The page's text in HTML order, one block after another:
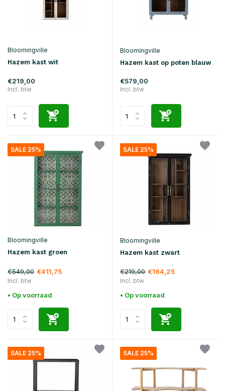
Bloomingville
Hazem kast wit
€219,00
Incl. btw
Bloomingville
Hazem kast op poten blauw
€579,00
Incl. btw
SALE 25%
Bloomingville
Hazem kast groen
€549,00 €411,75
Incl. btw
• Op voorraad
SALE 25%
Bloomingville
Hazem kast zwart
€219,00 €164,25
Incl. btw
• Op voorraad
SALE 25% SALE 25%